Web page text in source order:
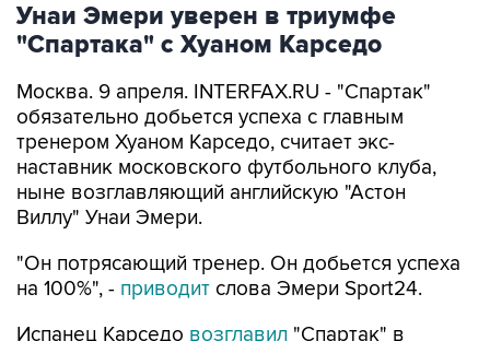
Унаи Эмери уверен в триумфе
"Спартака" с Хуаном Карседо
Москва. 9 апреля. INTERFAX.RU - "Спартак"
обязательно добьется успеха с главным
тренером Хуаном Карседо, считает экс-
наставник московского футбольного клуба,
ныне возглавляющий английскую "Астон
Виллу" Унаи Эмери.
"Он потрясающий тренер. Он добьется успеха
на 100%", - приводит слова Эмери Sport24.
Испанец Карседо возглавил "Спартак" в